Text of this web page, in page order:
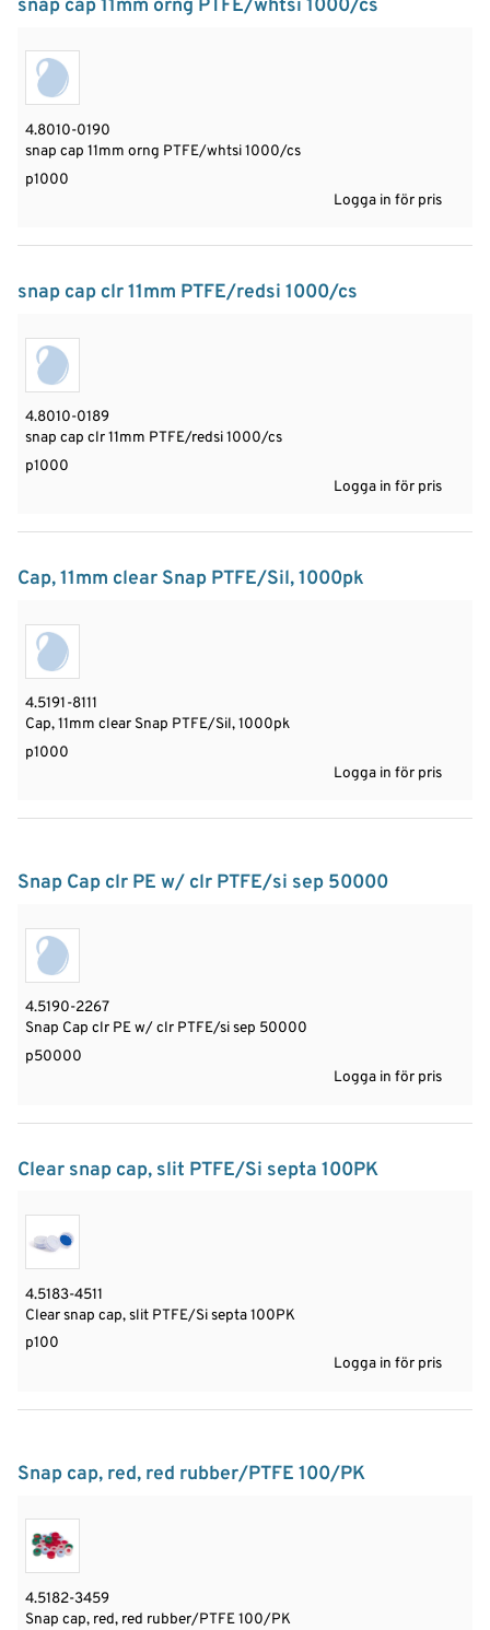
snap cap 11mm orng PTFE/whtsi 1000/cs
4.8010-0190
snap cap 11mm orng PTFE/whtsi 1000/cs
p1000
Logga in för pris
snap cap clr 11mm PTFE/redsi 1000/cs
4.8010-0189
snap cap clr 11mm PTFE/redsi 1000/cs
p1000
Logga in för pris
Cap, 11mm clear Snap PTFE/Sil, 1000pk
4.5191-8111
Cap, 11mm clear Snap PTFE/Sil, 1000pk
p1000
Logga in för pris
Snap Cap clr PE w/ clr PTFE/si sep 50000
4.5190-2267
Snap Cap clr PE w/ clr PTFE/si sep 50000
p50000
Logga in för pris
Clear snap cap, slit PTFE/Si septa 100PK
4.5183-4511
Clear snap cap, slit PTFE/Si septa 100PK
p100
Logga in för pris
Snap cap, red, red rubber/PTFE 100/PK
4.5182-3459
Snap cap, red, red rubber/PTFE 100/PK